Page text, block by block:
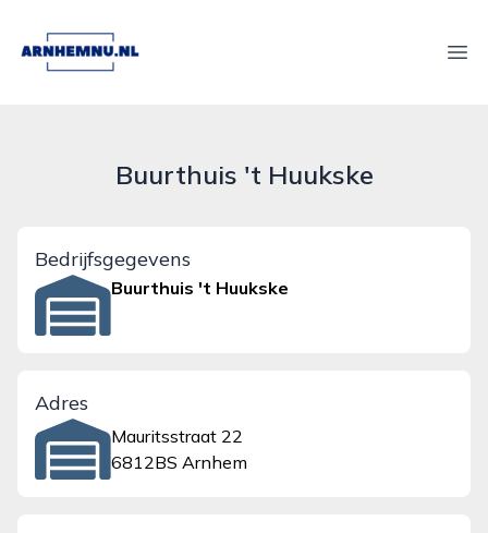
arnhemnu.nl
Buurthuis 't Huukske
Bedrijfsgegevens
Buurthuis 't Huukske
Adres
Mauritsstraat 22
6812BS Arnhem